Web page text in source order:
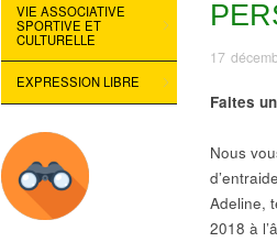
VIE ASSOCIATIVE
SPORTIVE ET
CULTURELLE
EXPRESSION LIBRE
17
Faites
Nous
Adeline,
2018 à